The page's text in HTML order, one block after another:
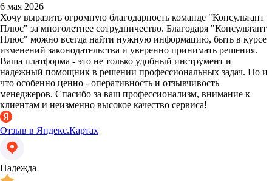
6 мая 2026
Хочу выразить огромную благодарность команде "Консультант
Плюс" за многолетнее сотрудничество. Благодаря "Консультант
Плюс" можно всегда найти нужную информацию, быть в курсе
изменений законодательства и уверенно принимать решения.
Ваша платформа - это не только удобный инструмент и
надежный помощник в решении профессиональных задач. Но и
что особенно ценно - оперативность и отзывчивость
менеджеров. Спасибо за ваш профессионализм, внимание к
клиентам и неизменно высокое качество сервиса!
Отзыв в Яндекс.Картах
Надежда